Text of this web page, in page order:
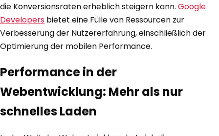
die Konversionsraten erheblich steigern kann. Google
Developers bietet eine Fülle von Ressourcen zur
Verbesserung der Nutzererfahrung, einschließlich der
Optimierung der mobilen Performance.
Performance in der
Webentwicklung: Mehr als nur
schnelles Laden